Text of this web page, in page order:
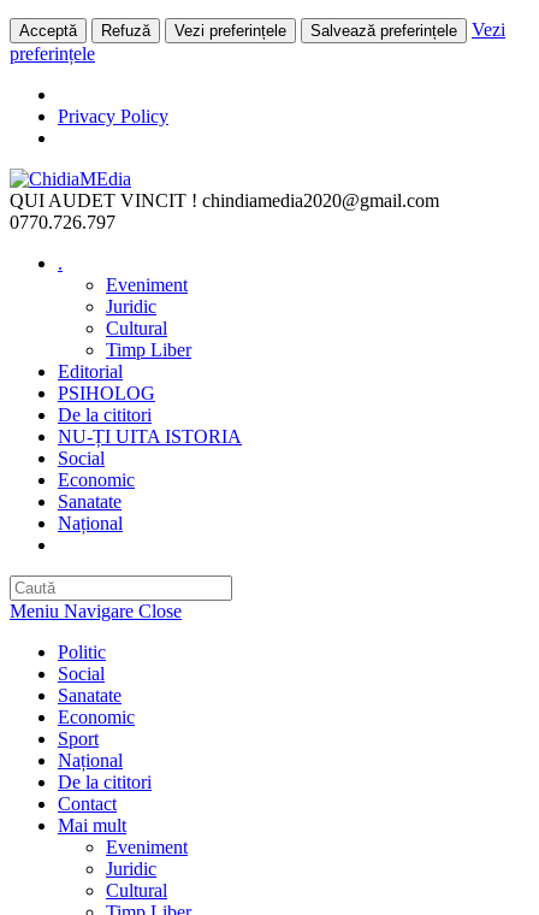
Acceptă Refuză Vezi preferințele Salvează preferințele
Vezi
preferințele
Privacy Policy
Skip
to
content
QUI AUDET VINCIT ! chindiamedia2020@gmail.com
0770.726.797
.
Eveniment
Juridic
Cultural
Timp Liber
Editorial
PSIHOLOG
De la cititori
NU-ȚI UITA ISTORIA
Social
Economic
Sanatate
Național
Meniu Navigare Close
Politic
Social
Sanatate
Economic
Sport
Național
De la cititori
Contact
Mai mult
Eveniment
Juridic
Cultural